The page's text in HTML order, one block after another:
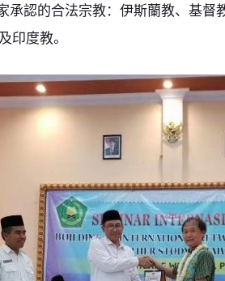
承認的合法宗教：伊斯蘭教、基
印度教。